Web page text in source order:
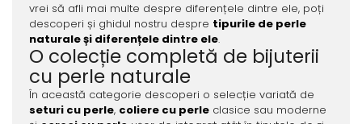
vrei să afli mai multe despre diferențele dintre ele, poți
descoperi și ghidul nostru despre tipurile de perle
naturale și diferențele dintre ele.
O colecție completă de bijuterii
cu perle naturale
În această categorie descoperi o selecție variată de
seturi cu perle, coliere cu perleclasice sau moderne